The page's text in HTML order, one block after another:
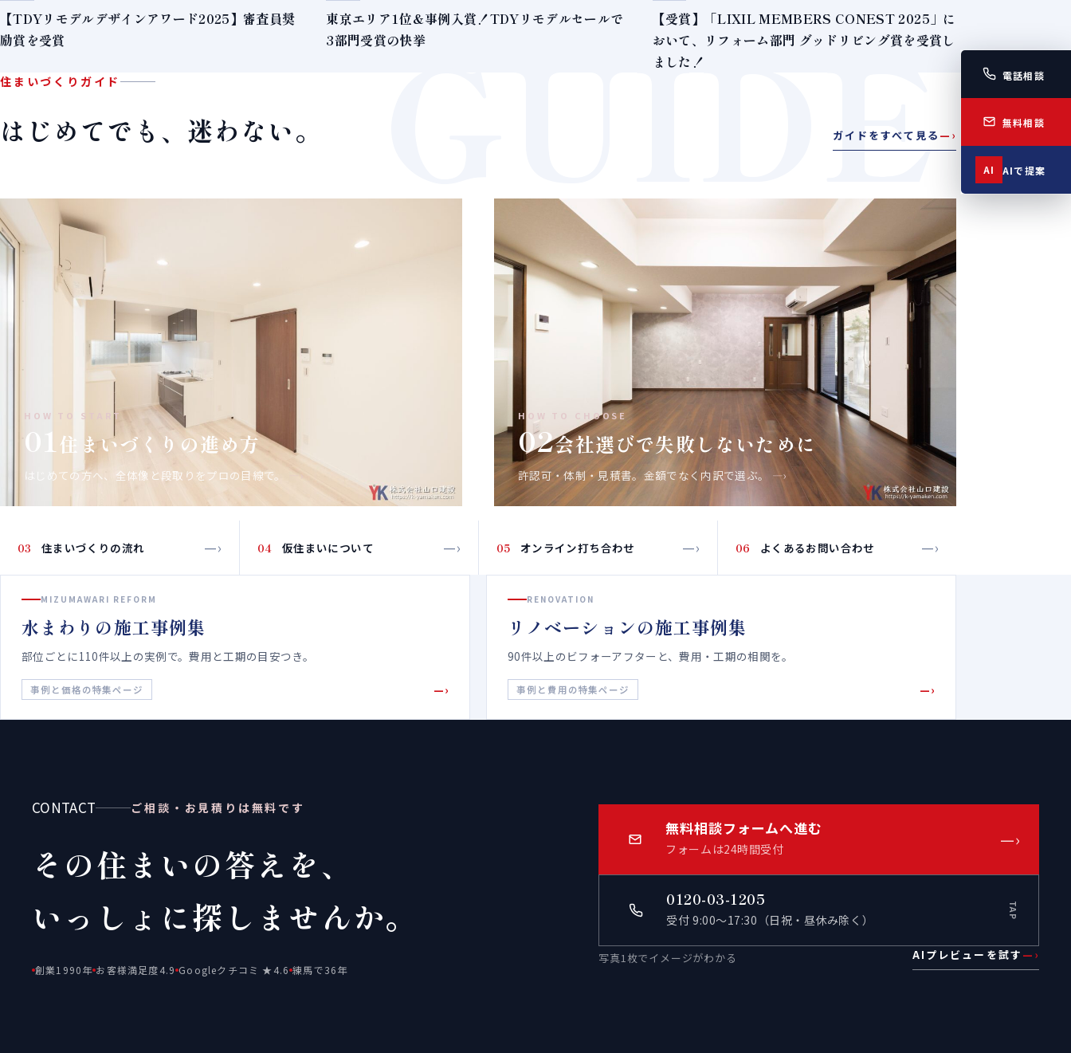
【TDYリモデルデザインアワード2025】審査員奨
励賞を受賞
東京エリア1位＆事例入賞！TDYリモデルセールで
3部門受賞の快挙
【受賞】「LIXIL MEMBERS CONEST 2025」に
おいて、リフォーム部門 グッドリビング賞を受賞し
ました！
GUIDE
住まいづくりガイド
はじめてでも、迷わない。 ガイドをすべて見る —›
HOW TO START
01住まいづくりの進め方
はじめての方へ、全体像と段取りをプロの目線で。 —›
HOW TO CHOOSE
02会社選びで失敗しないために
許認可・体制・見積書。金額でなく内訳で選ぶ。 —›
03 住まいづくりの流れ —› 04 仮住まいについて —› 05 オンライン打ち合わせ —› 06 よくあるお問い合わせ —›
MIZUMAWARI REFORM
水まわりの施工事例集
部位ごとに110件以上の実例で。費用と工期の目安つき。
事例と価格の特集ページ —›
RENOVATION
リノベーションの施工事例集
90件以上のビフォーアフターと、費用・工期の相関を。
事例と費用の特集ページ —›
CONTACT ご相談・お見積りは無料です
その住まいの答えを、
いっしょに探しませんか。
創業1990年 お客様満足度4.9 Googleクチコミ ★4.6 練馬で36年
無料相談フォームへ進む
フォームは24時間受付 —›
0120-03-1205
受付 9:00〜17:30（日祝・昼休み除く） TAP
写真1枚でイメージがわかる AIプレビューを試す —›
電話相談
無料相談
AI AIで提案